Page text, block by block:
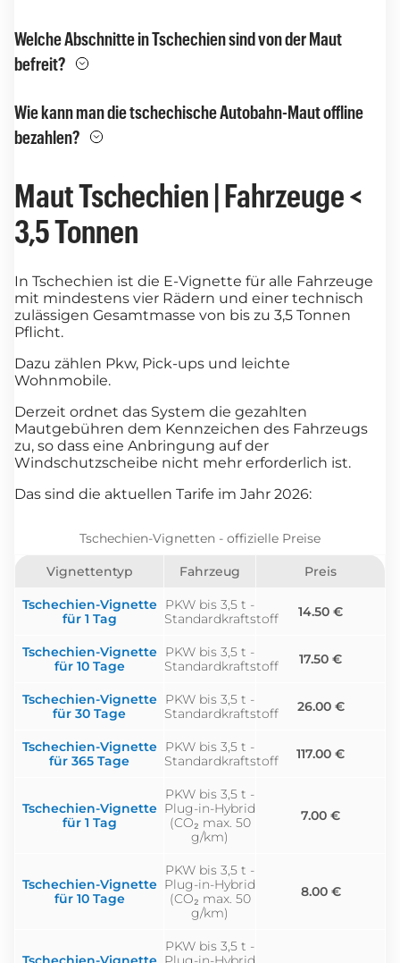
Welche Abschnitte in Tschechien sind von der Maut
befreit?
Wie kann man die tschechische Autobahn-Maut offline
bezahlen?
Maut Tschechien | Fahrzeuge <
3,5 Tonnen
In Tschechien ist die E-Vignette für alle Fahrzeuge
mit mindestens vier Rädern und einer technisch
zulässigen Gesamtmasse von bis zu 3,5 Tonnen
Pflicht.
Dazu zählen Pkw, Pick-ups und leichte
Wohnmobile.
Derzeit ordnet das System die gezahlten
Mautgebühren dem Kennzeichen des Fahrzeugs
zu, so dass eine Anbringung auf der
Windschutzscheibe nicht mehr erforderlich ist.
Das sind die aktuellen Tarife im Jahr 2026:
Tschechien-Vignetten - offizielle Preise
Vignettentyp Fahrzeug Preis
Tschechien-Vignette
für 1 Tag
PKW bis 3,5 t -
Standardkraftstoff
14.50 €
Tschechien-Vignette
für 10 Tage
PKW bis 3,5 t -
Standardkraftstoff
17.50 €
Tschechien-Vignette
für 30 Tage
PKW bis 3,5 t -
Standardkraftstoff
26.00 €
Tschechien-Vignette
für 365 Tage
PKW bis 3,5 t -
Standardkraftstoff
117.00 €
Tschechien-Vignette
für 1 Tag
PKW bis 3,5 t -
Plug-in-Hybrid
(CO₂ max. 50
g/km)
7.00 €
Tschechien-Vignette
für 10 Tage
PKW bis 3,5 t -
Plug-in-Hybrid
(CO₂ max. 50
g/km)
8.00 €
PKW bis 3,5 t -